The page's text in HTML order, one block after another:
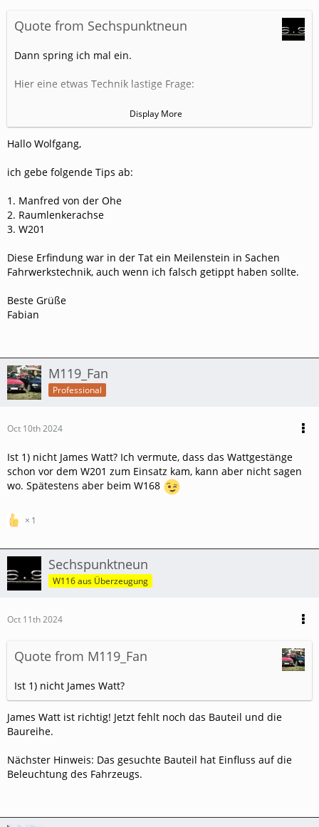
Quote from Sechspunktneun
Dann spring ich mal ein.
Hier eine etwas Technik lastige Frage:
1. Welcher bekannte Mensch (Erfinder) hat das System
entdeckt?
Systemskizze?
3. Welche MB-Baureihe bekam dieses Konstruktion als erste
Tipp zum Start....es hat etwas mit der Fahrdynamik zu tun.
Display More
Hallo Wolfgang,
ich gebe folgende Tips ab:
1. Manfred von der Ohe
2. Raumlenkerachse
3. W201
Diese Erfindung war in der Tat ein Meilenstein in Sachen
Fahrwerkstechnik, auch wenn ich falsch getippt haben sollte.
Beste Grüße
Fabian
M119_Fan
Professional
Oct 10th 2024
Ist 1) nicht James Watt? Ich vermute, dass das Wattgestänge
schon vor dem W201 zum Einsatz kam, kann aber nicht sagen
wo. Spätestens aber beim W168
1
Sechspunktneun
W116 aus Überzeugung
Oct 11th 2024
Quote from M119_Fan
Ist 1) nicht James Watt?
James Watt ist richtig! Jetzt fehlt noch das Bauteil und die
Baureihe.
Nächster Hinweis: Das gesuchte Bauteil hat Einfluss auf die
Beleuchtung des Fahrzeugs.